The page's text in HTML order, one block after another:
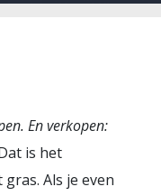
En verkopen:
is het
Als je even